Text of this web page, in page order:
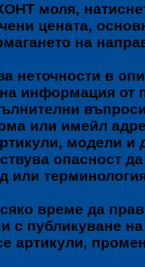
моля,
цената,
на
неточности в
информация от
или имейл
модели
опасност да
или
време да
с публикуване
артикули,